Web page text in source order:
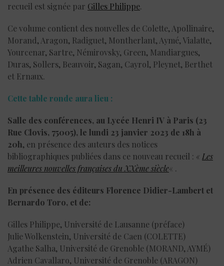
recueil est signée par Gilles Philippe.
Ce volume contient des nouvelles de Colette, Apollinaire,
Morand, Aragon, Radiguet, Montherlant, Aymé, Vialatte,
Yourcenar, Sartre, Némirovsky, Green, Mandiargues,
Duras, Sollers, Beauvoir, Sagan, Cayrol, Pleynet, Berthet
et Ernaux.
Cette table ronde aura lieu :
Salle des conférences, au Lycée Henri IV à Paris (23
Rue Clovis, 75005), le lundi 23 janvier 2023 de 18h à
20h, en présence des auteurs des notices
bibliographiques publiées dans ce nouveau recueil : « Les
meilleures nouvelles françaises du XXème siècle« .
En présence des éditeurs Florence Didier-Lambert et
Bernardo Toro, et de:
Gilles Philippe, Université de Lausanne (préface)
Julie Wolkenstein, Université de Caen (COLETTE)
Agathe Salha, Université de Grenoble (MORAND, AYMÉ)
Adrien Cavallaro, Université de Grenoble (ARAGON)